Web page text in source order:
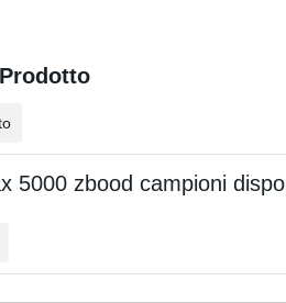
5000 zbood campioni